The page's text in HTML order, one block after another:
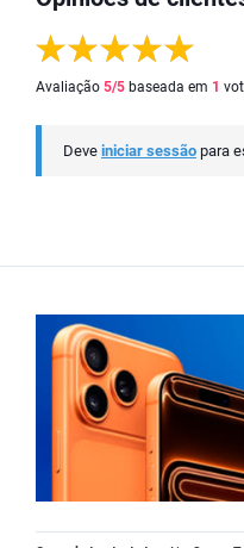
Avaliação 5/5 baseada em 1
Deve iniciar sessão para